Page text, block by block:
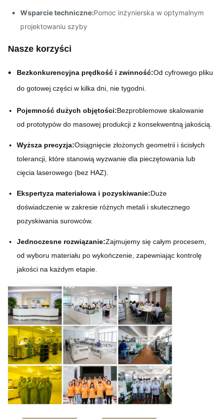
Wsparcie techniczne:Pomoc inżynierska w optymalnym
projektowaniu szyby
Nasze korzyści
Bezkonkurencyjna prędkość i zwinność:Od cyfrowego pliku
do gotowej części w kilka dni, nie tygodni.
Pojemność dużych objętości:Bezproblemowe skalowanie
od prototypów do masowej produkcji z konsekwentną jakością.
Wyższa precyzja:Osiągnięcie złożonych geometrii i ścisłych
tolerancji, które stanowią wyzwanie dla pieczętowania lub
cięcia laserowego (bez HAZ).
Ekspertyza materiałowa i pozyskiwanie:Duże
doświadczenie w zakresie różnych metali i skutecznego
pozyskiwania surowców.
Jednoczesne rozwiązanie:Zajmujemy się całym procesem,
od wyboru materiału po wykończenie, zapewniając kontrolę
jakości na każdym etapie.